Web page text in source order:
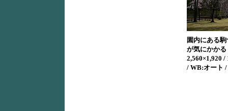
園内にある
が気にかかる
2,560×1,920 /
/ WB:オート /